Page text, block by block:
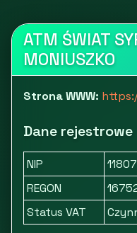
ATM ŚWIAT
MONIUSZKO
Strona WWW:
Dane rejestrowe
NIP
REGON
Status VAT